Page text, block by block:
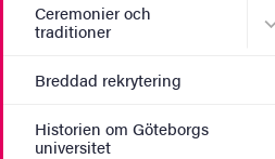
Ceremonier och
traditioner
Breddad rekrytering
Historien om Göteborgs
universitet